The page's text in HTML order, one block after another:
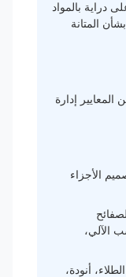
دراية بالمواد
المتانة
المعايير إدارة
الأجزاء
الآلي،
أنودة،